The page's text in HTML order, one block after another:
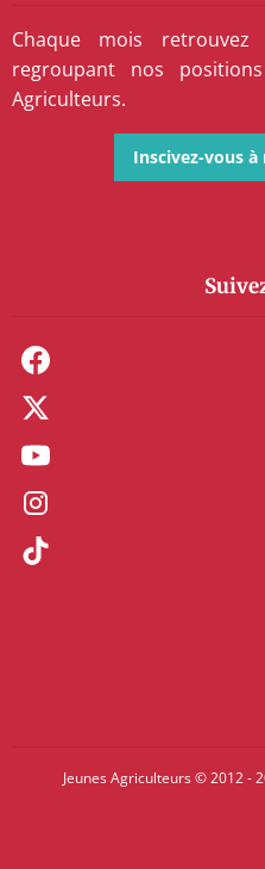
Chaque mois
regroupant nos
Agriculteurs.
Inscivez-vous
Jeunes Agriculteurs © 2012 -